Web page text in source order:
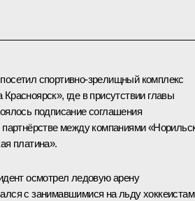
спортивно-зрелищный комплекс
где в присутствии главы
подписание соглашения
партнёрстве между компаниями
платина».
осмотрел ледовую арену
с занимавшимися на льду